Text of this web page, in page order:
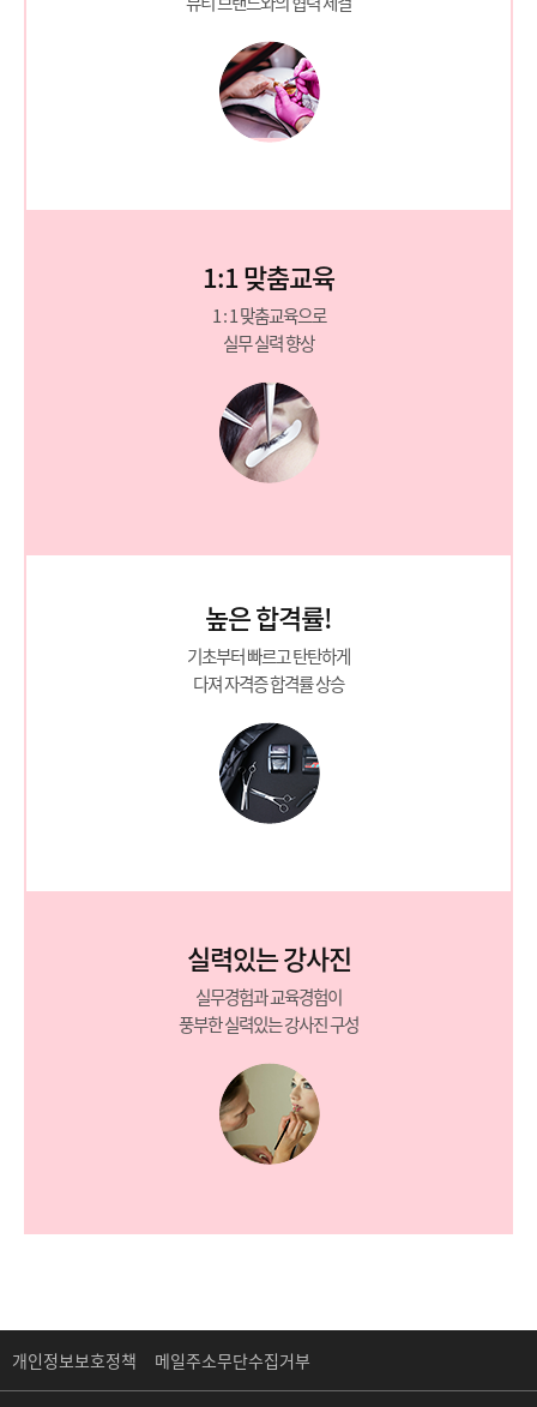
1:1 맞춤교육
1 : 1 맞춤교육으로
실무 실력 향상
높은 합격률!
기초부터 빠르고 탄탄하게
다져 자격증 합격률 상승
실력있는 강사진
실무경험과 교육경험이
풍부한 실력있는 강사진 구성
개인정보보호정책 메일주소무단수집거부